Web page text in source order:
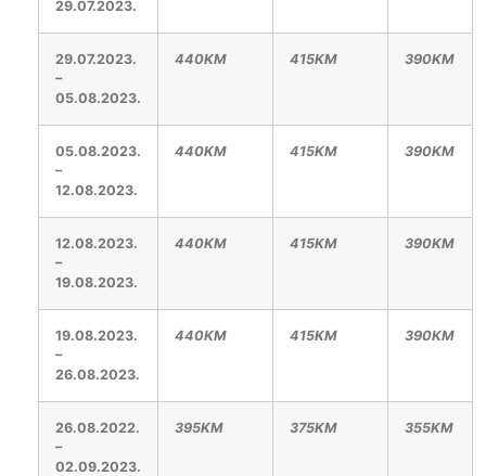
29.07.2023.
29.07.2023.
–
05.08.2023.
440KM 415KM 390KM
05.08.2023.
–
12.08.2023.
440KM 415KM 390KM
12.08.2023.
–
19.08.2023.
440KM 415KM 390KM
19.08.2023.
–
26.08.2023.
440KM 415KM 390KM
26.08.2022.
–
02.09.2023.
395KM 375KM 355KM